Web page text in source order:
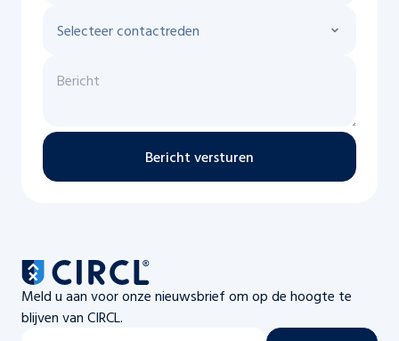
Bericht versturen
Meld u aan voor onze nieuwsbrief om op de hoogte te
blijven van CIRCL.